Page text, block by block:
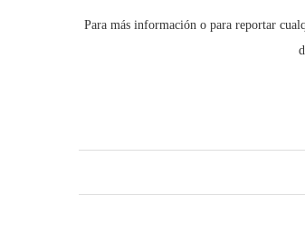
Para más información o para reportar